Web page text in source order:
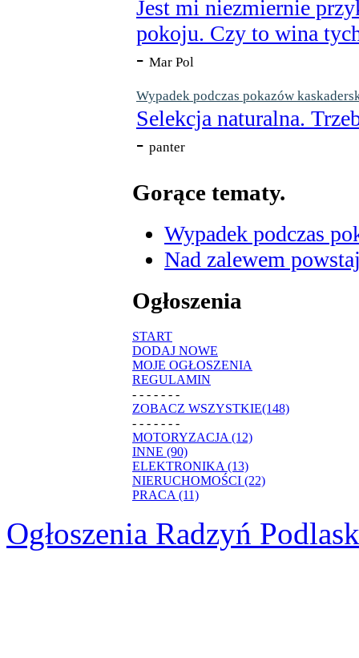
Jest mi niezmiernie
pokoju. Czy to wina
- Mar Pol
Wypadek podczas pokazów
Selekcja naturalna.
- panter
Gorące tematy.
Wypadek podczas
Nad zalewem
Ogłoszenia
START
DODAJ NOWE
MOJE OGŁOSZENIA
REGULAMIN
- - - - - - -
ZOBACZ WSZYSTKIE(148)
- - - - - - -
MOTORYZACJA (12)
INNE (90)
ELEKTRONIKA (13)
NIERUCHOMOŚCI (22)
PRACA (11)
Ogłoszenia Radzyń